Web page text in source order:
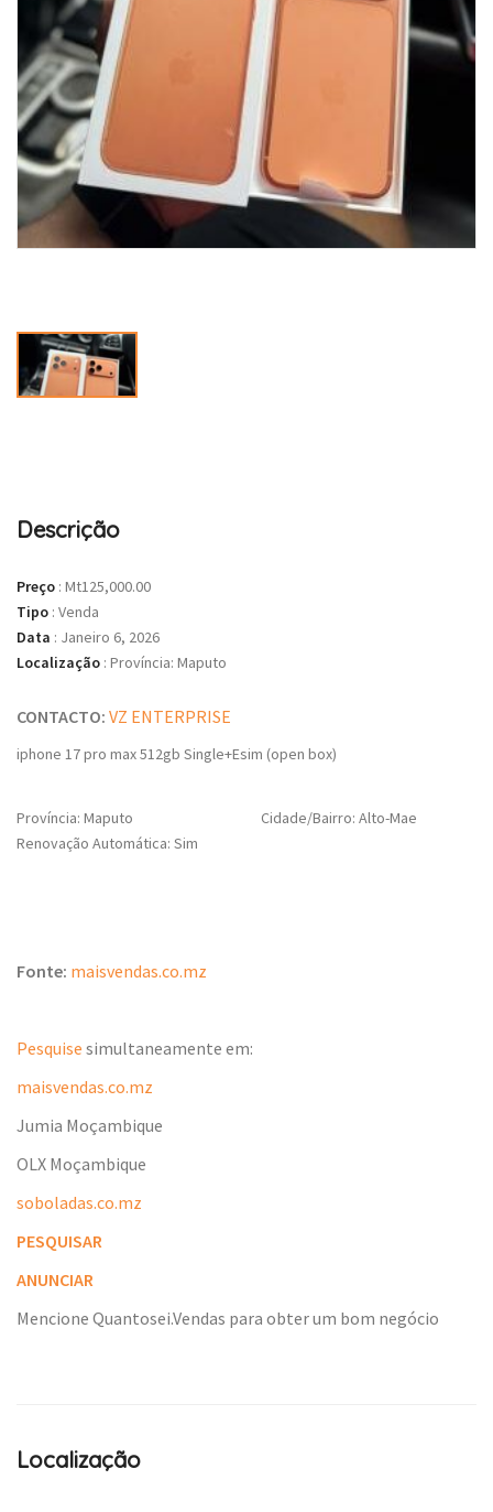
Descrição
Preço : Mt125,000.00
Tipo : Venda
Data : Janeiro 6, 2026
Localização : Província: Maputo
CONTACTO: VZ ENTERPRISE
iphone 17 pro max 512gb Single+Esim (open box)
Província: Maputo
Cidade/Bairro: Alto-Mae
Renovação Automática: Sim
Fonte: maisvendas.co.mz
Pesquise simultaneamente em:
maisvendas.co.mz
Jumia Moçambique
OLX Moçambique
soboladas.co.mz
PESQUISAR
ANUNCIAR
Mencione Quantosei.Vendas para obter um bom negócio
Localização